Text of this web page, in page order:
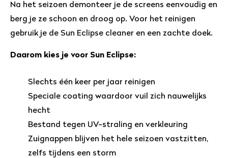
Na het seizoen demonteer je de screens eenvoudig en
berg je ze schoon en droog op. Voor het reinigen
gebruik je de Sun Eclipse cleaner en een zachte doek.
Daarom kies je voor Sun Eclipse:
Slechts één keer per jaar reinigen
Speciale coating waardoor vuil zich nauwelijks
hecht
Bestand tegen UV-straling en verkleuring
Zuignappen blijven het hele seizoen vastzitten,
zelfs tijdens een storm